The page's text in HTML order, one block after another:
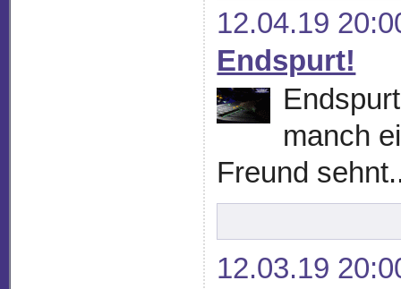
12.04.19
Endspurt!
manch
Freund
12.03.19